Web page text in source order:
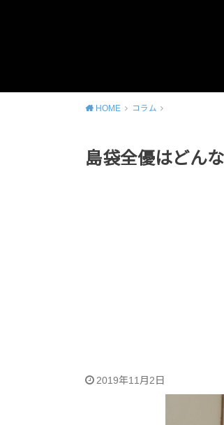
HOME コラム
島袋全優はどん
2019年11月2日